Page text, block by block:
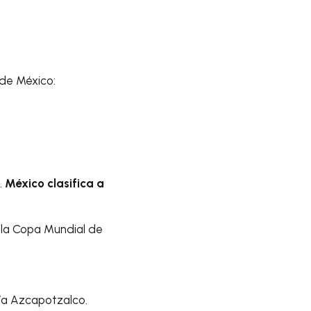
México:
México clasifica a
Copa Mundial de
Azcapotzalco.